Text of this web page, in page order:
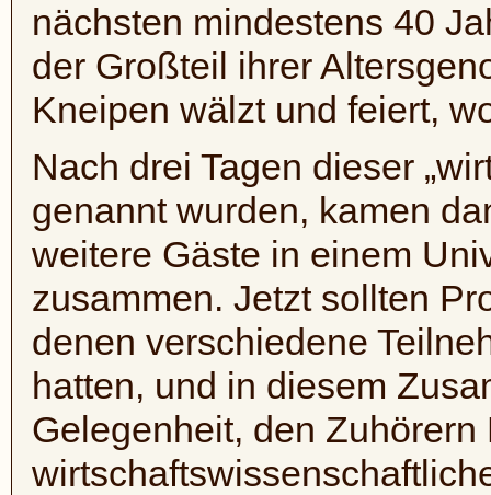
nächsten mindestens 40
der Großteil ihrer
Kneipen wälzt und feiert,
Nach drei Tagen dieser
genannt wurden, kamen
weitere Gäste in einem
zusammen. Jetzt sollten
denen verschiedene
hatten, und in diesem
Gelegenheit, den